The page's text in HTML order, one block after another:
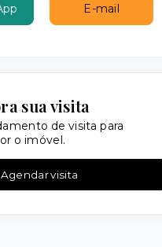
E-mail
sua visita
de visita para
o imóvel.
Agendar visita